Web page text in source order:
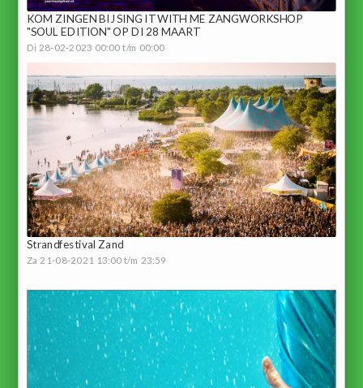
KOM ZINGEN BIJ SING IT WITH ME ZANGWORKSHOP
"SOUL EDITION" OP DI 28 MAART
Di 28-02-2023 00:00 t/m 00:00
Strandfestival Zand
Za 21-08-2021 13:00 t/m 23:59